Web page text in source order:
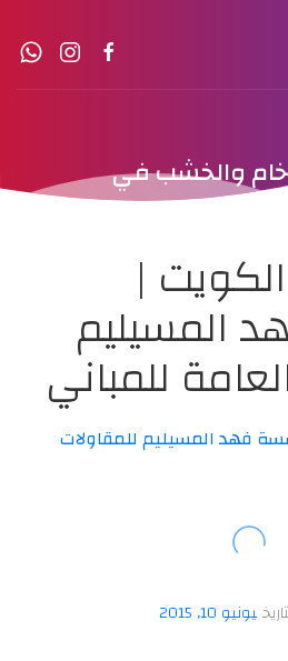
والخشب في
|
المسيليم
للمباني
فهد المسيليم للمقاولات
يونيو 10, 2015